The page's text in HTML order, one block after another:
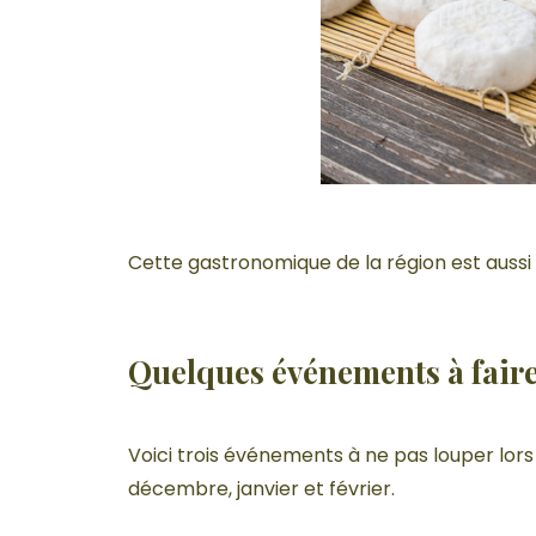
Cette gastronomique de la région est
Quelques événements à
Voici trois événements à ne pas louper
décembre, janvier et février.